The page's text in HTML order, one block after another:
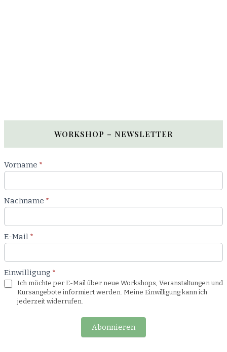
WORKSHOP – NEWSLETTER
Newsletter
Workshop
Vorname *
Nachname *
E-Mail *
Einwilligung *
Ich möchte per E-Mail über neue Workshops, Veranstaltungen und
Kursangebote informiert werden. Meine Einwilligung kann ich
jederzeit widerrufen.
Abonnieren